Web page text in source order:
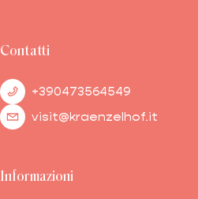
Contatti
+390473564549
visit@kraenzelhof.it
Informazioni